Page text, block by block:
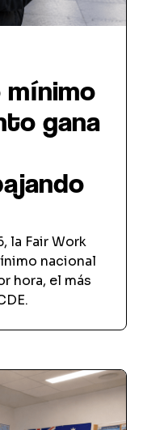
mínimo
gana
la Fair Work
nacional
hora, el más